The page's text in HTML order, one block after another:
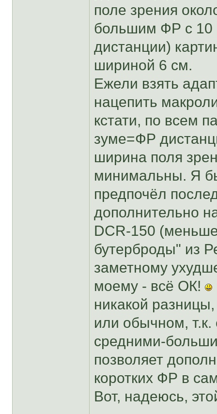
поле зрения
большим ФР с 10
дистанции)
шириной 6 см.
Ежели взять
нацепить
кстати, по всем
зуме=ФР
ширина поля
минимальны. Я
предпочёл
дополнительно
DCR-150
бутерброды" из
заметному
моему - всё ОК!
никакой
или обычном, т.к.
средними-
позволяет
коротких ФР в
Вот, надеюсь,